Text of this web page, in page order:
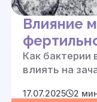
Влияние
Как бактерии
влиять на
17.07.2025 2